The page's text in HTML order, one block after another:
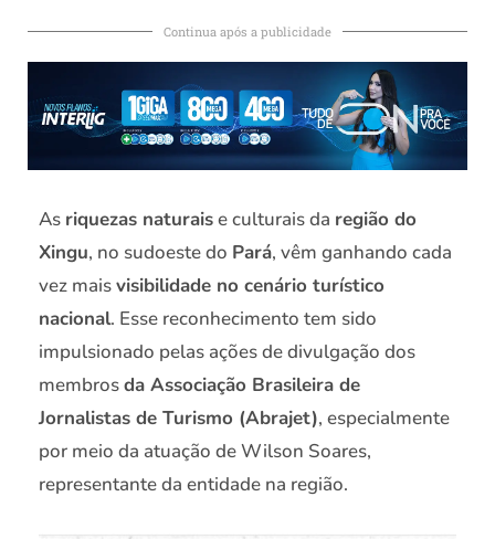
Continua após a publicidade
As riquezas naturaise culturais da região do
Xingu, no sudoeste do Pará, vêm ganhando cada
vez maisvisibilidade no cenário turístico
nacional. Esse reconhecimento tem sido
impulsionado pelas ações de divulgação dos
membrosda Associação Brasileira de
Jornalistas de Turismo (Abrajet), especialmente
por meio da atuação de Wilson Soares,
representante da entidade na região.